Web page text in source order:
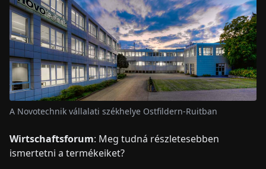
A Novotechnik vállalati székhelye Ostfildern-Ruitban
Wirtschaftsforum: Meg tudná részletesebben
ismertetni a termékeiket?